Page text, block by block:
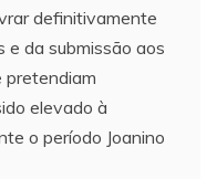
definitivamente
e da submissão aos
pretendiam
elevado à
o período Joanino